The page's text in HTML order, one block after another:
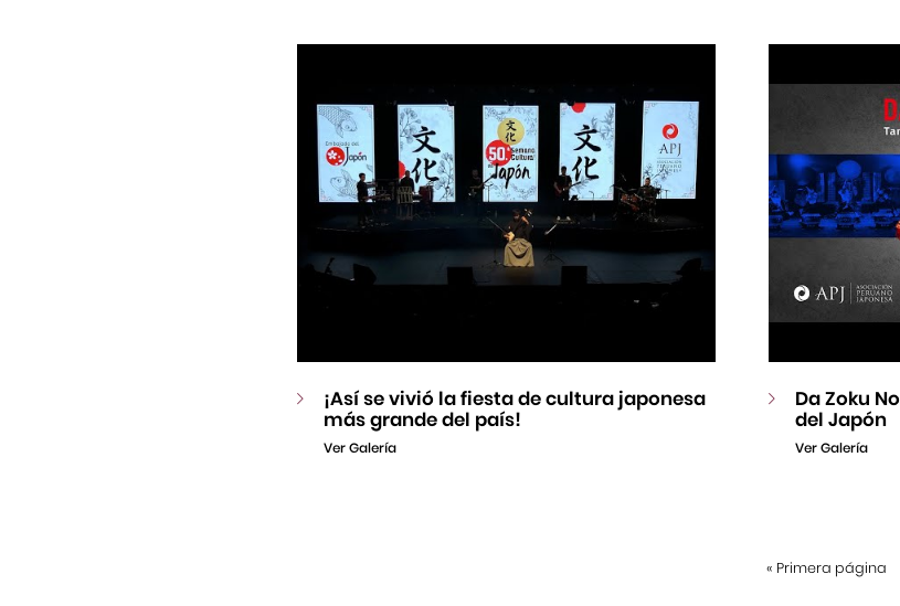
¡Así se vivió la fiesta de cultura japonesa
más grande del país!
Ver Galería
Da Zoku
del Japón
Ver Galería
« Primera página